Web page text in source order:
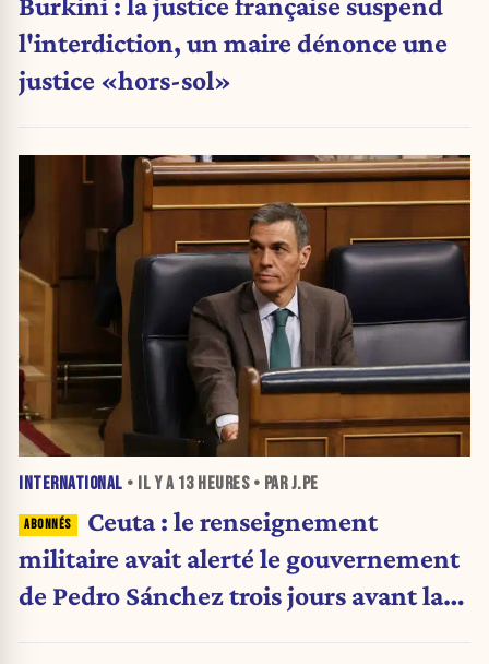
l'interdiction, un maire dénonce une
justice «hors-sol»
INTERNATIONAL • IL Y A 13 HEURES• PAR J.PE
Ceuta : le renseignement
militaire avait alerté le gouvernement
de Pedro Sánchez trois jours avant la